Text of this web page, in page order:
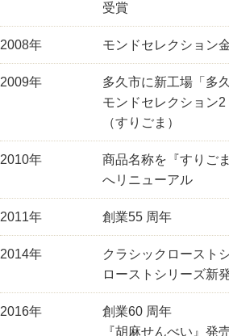
受賞
2008年 モンドセレクション
2009年
多久市に新工場「多
モンドセレクション
（すりごま）
2010年
商品名称を『すりご
へリニューアル
2011年 創業55 周年
2014年
クラシックロースト
ローストシリーズ新
2016年
創業60 周年
『胡麻せんべい』発